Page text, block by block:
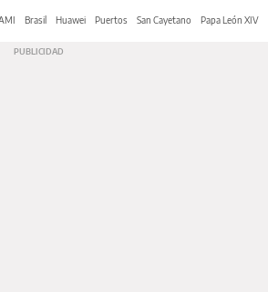
Brasil Huawei Puertos San Cayetano Papa León XIV